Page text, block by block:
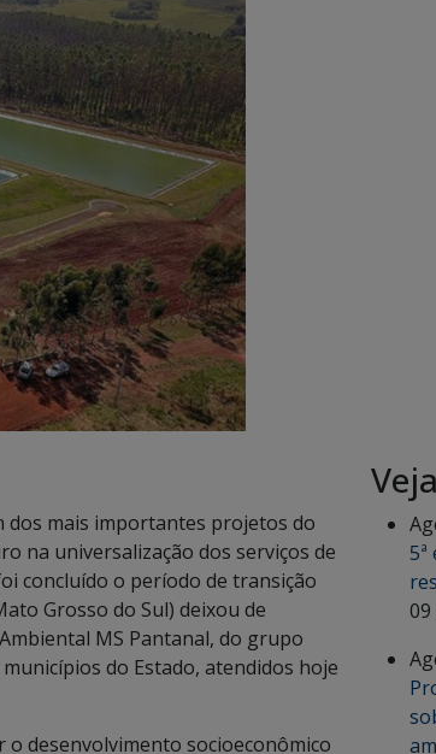
dos mais importantes projetos do
na universalização dos serviços de
concluído o período de transição
Grosso do Sul) deixou de
MS Pantanal, do grupo
do Estado, atendidos hoje
desenvolvimento socioeconômico